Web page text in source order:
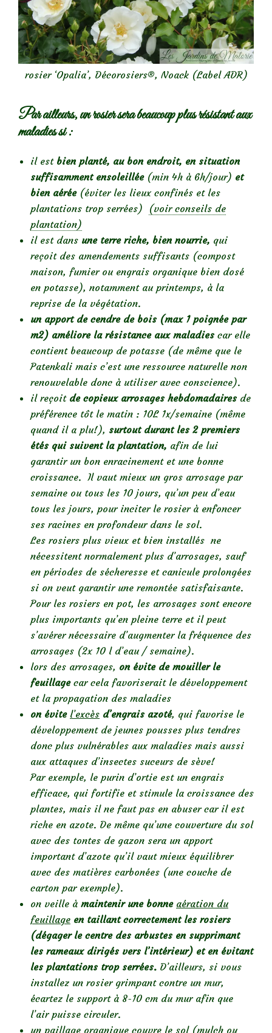
rosier ‘Opalia’, Décorosiers®, Noack (Label ADR)
Par ailleurs, un rosier sera beaucoup plus résistant aux
maladies si :
il est bien planté, au bon endroit, en situation
suffisamment ensoleillée(min 4h à 6h/jour) et
bien aérée (éviter les lieux confinés et les
plantations trop serrées) (voir conseils de
plantation)
il est dans une terre riche, bien nourrie, qui
reçoit des amendements suffisants (compost
maison, fumier ou engrais organique bien dosé
en potasse), notamment au printemps, à la
reprise de la végétation.
un apport de cendre de bois (max 1 poignée par
m2) améliore la résistance aux maladies car elle
contient beaucoup de potasse (de même que le
Patenkali mais c’est une ressource naturelle non
renouvelable donc à utiliser avec conscience).
il reçoit de copieux arrosages hebdomadaires de
préférence tôt le matin : 10L 1x/semaine (même
quand il a plu!), surtout durant les 2 premiers
étés qui suivent la plantation, afin de lui
garantir un bon enracinement et une bonne
croissance. Il vaut mieux un gros arrosage par
semaine ou tous les 10 jours, qu’un peu d’eau
tous les jours, pour inciter le rosier à enfoncer
ses racines en profondeur dans le sol.
Les rosiers plus vieux et bien installés ne
nécessitent normalement plus d’arrosages, sauf
en périodes de sécheresse et canicule prolongées
si on veut garantir une remontée satisfaisante.
Pour les rosiers en pot, les arrosages sont encore
plus importants qu’en pleine terre et il peut
s’avérer nécessaire d’augmenter la fréquence des
arrosages (2x 10 l d’eau / semaine).
lors des arrosages, on évite de mouiller le
feuillagecar cela favoriserait le développement
et la propagation des maladies
on évite l’excès d’engrais azoté, qui favorise le
développement de jeunes pousses plus tendres
donc plus vulnérables aux maladies mais aussi
aux attaques d’insectes suceurs de sève!
Par exemple, le purin d’ortie est un engrais
efficace, qui fortifie et stimule la croissance des
plantes, mais il ne faut pas en abuser car il est
riche en azote. De même qu’une couverture du sol
avec des tontes de gazon sera un apport
important d’azote qu’il vaut mieux équilibrer
avec des matières carbonées (une couche de
carton par exemple).
on veille à maintenir une bonne aération du
feuillage en taillant correctement les rosiers
(dégager le centre des arbustes en supprimant
les rameaux dirigés vers l’intérieur) et en évitant
les plantations trop serrées. D’ailleurs, si vous
installez un rosier grimpant contre un mur,
écartez le support à 8-10 cm du mur afin que
l’air puisse circuler.
un paillage organique couvre le sol (mulch ou